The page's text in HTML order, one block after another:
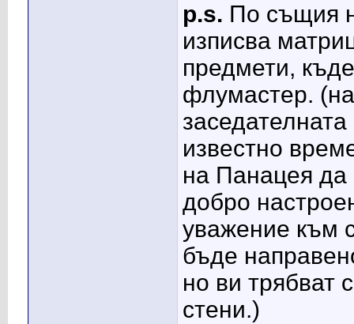
p.s. По същия
изписва
предмети,
флумастер.
известно
на Панацея
добро
уважение към
бъде
но ви трябват
стени.)